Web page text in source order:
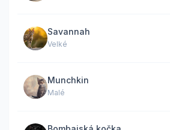
Savannah
Velké
Munchkin
Malé